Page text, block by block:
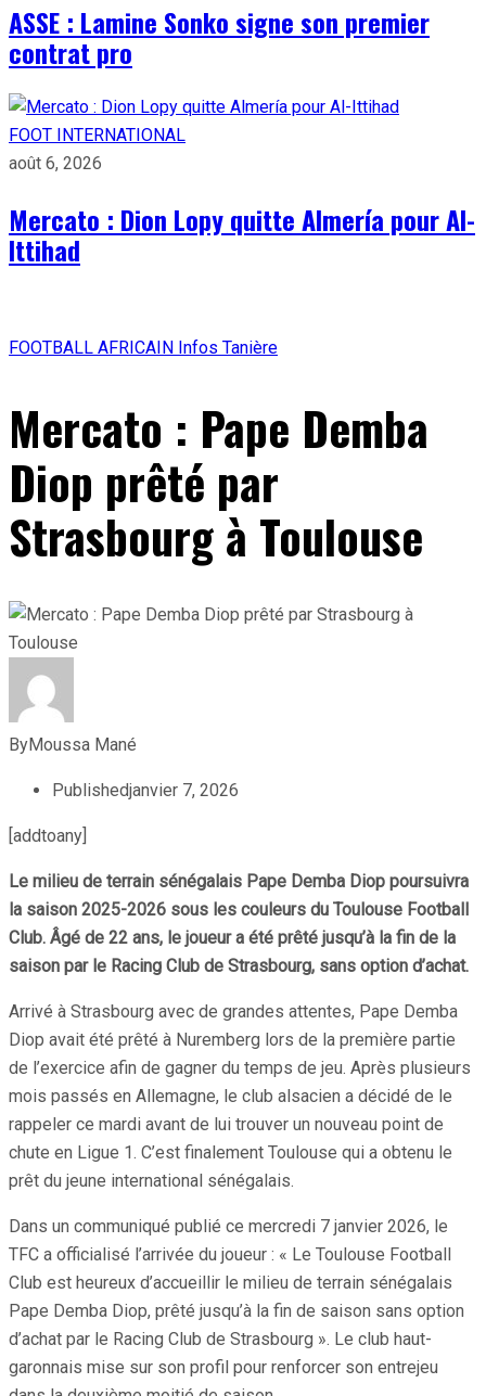
ASSE : Lamine Sonko signe son premier
contrat pro
FOOT INTERNATIONAL
août 6, 2026
Mercato : Dion Lopy quitte Almería pour Al-
Ittihad
FOOTBALL AFRICAIN Infos Tanière
Mercato : Pape Demba
Diop prêté par
Strasbourg à Toulouse
ByMoussa Mané
Publishedjanvier 7, 2026
[addtoany]
Le milieu de terrain sénégalais Pape Demba Diop poursuivra
la saison 2025-2026 sous les couleurs du Toulouse Football
Club. Âgé de 22 ans, le joueur a été prêté jusqu’à la fin de la
saison par le Racing Club de Strasbourg, sans option d’achat.
Arrivé à Strasbourg avec de grandes attentes, Pape Demba
Diop avait été prêté à Nuremberg lors de la première partie
de l’exercice afin de gagner du temps de jeu. Après plusieurs
mois passés en Allemagne, le club alsacien a décidé de le
rappeler ce mardi avant de lui trouver un nouveau point de
chute en Ligue 1. C’est finalement Toulouse qui a obtenu le
prêt du jeune international sénégalais.
Dans un communiqué publié ce mercredi 7 janvier 2026, le
TFC a officialisé l’arrivée du joueur : « Le Toulouse Football
Club est heureux d’accueillir le milieu de terrain sénégalais
Pape Demba Diop, prêté jusqu’à la fin de saison sans option
d’achat par le Racing Club de Strasbourg ». Le club haut-
garonnais mise sur son profil pour renforcer son entrejeu